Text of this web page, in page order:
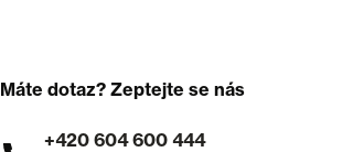
Máte dotaz? Zeptejte se nás
+420 604 600 444